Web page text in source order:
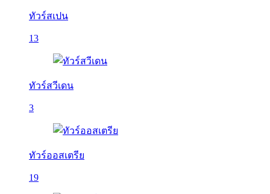
ทัวร์สเปน
13
ทัวร์สวีเดน
3
ทัวร์ออสเตรีย
19